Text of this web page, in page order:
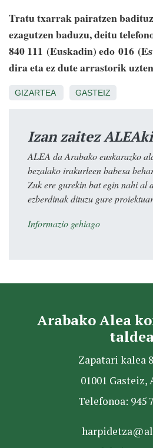
Tratu txarrak pairatzen
ezagutzen baduzu, deitu
840 111 (Euskadin) edo 016
dira eta ez dute arrastorik
GIZARTEA GASTEIZ
Izan zaitez
ALEA da Arabako euskarazko
bezalako irakurleen babesa
Zuk ere gurekin bat egin nahi al
ezberdinak dituzu gure
Informazio gehiago
Arabako Alea
Zapatari kalea
01001 Gasteiz,
Telefonoa: 945